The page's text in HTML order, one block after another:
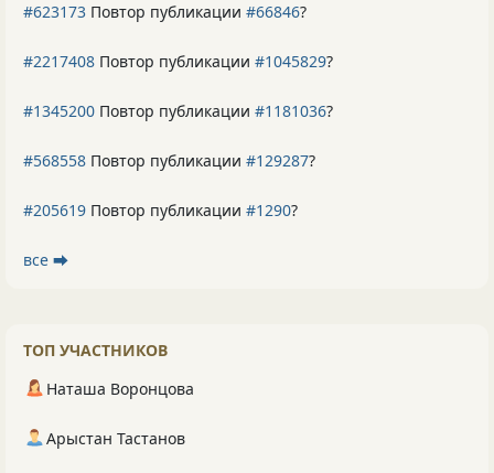
#623173 Повтор публикации #66846?
#2217408 Повтор публикации #1045829?
#1345200 Повтор публикации #1181036?
#568558 Повтор публикации #129287?
#205619 Повтор публикации #1290?
все ⮕
ТОП УЧАСТНИКОВ
Наташа Воронцова
Арыстан Тастанов